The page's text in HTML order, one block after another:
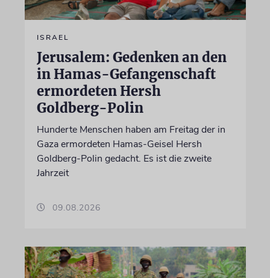
ISRAEL
Jerusalem: Gedenken an den
in Hamas-Gefangenschaft
ermordeten Hersh
Goldberg-Polin
Hunderte Menschen haben am Freitag der in
Gaza ermordeten Hamas-Geisel Hersh
Goldberg-Polin gedacht. Es ist die zweite
Jahrzeit
09.08.2026